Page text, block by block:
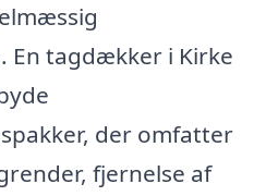
En tagdækker i Kirke
der omfatter
fjernelse af